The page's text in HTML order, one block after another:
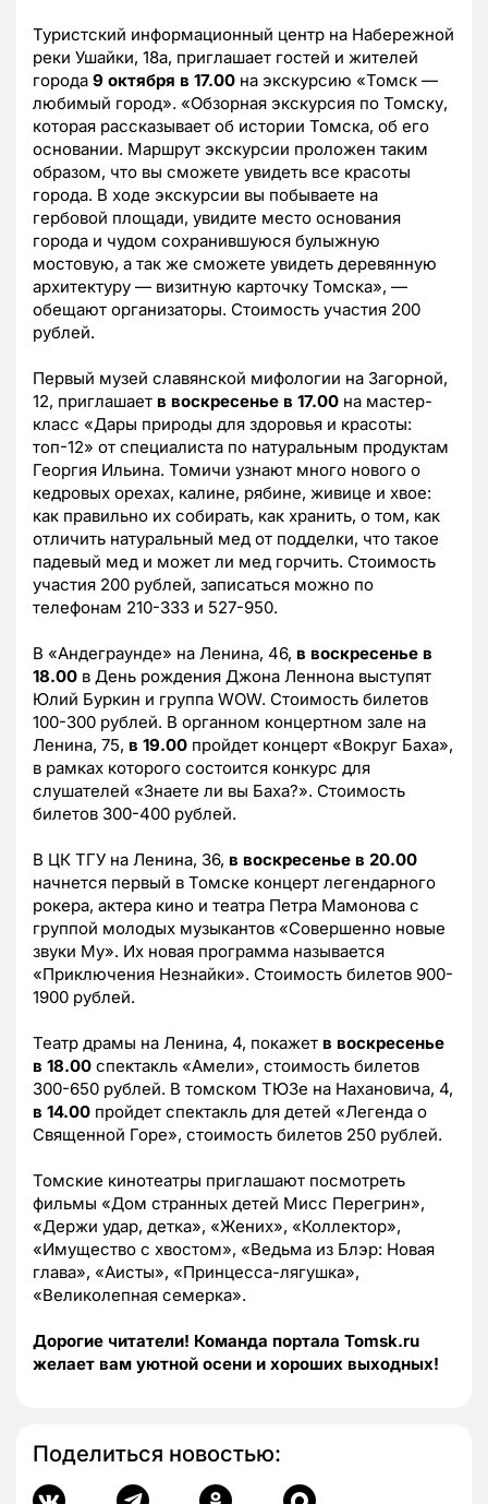
Туристский информационный центр на Набережной
реки Ушайки, 18а, приглашает гостей и жителей
города 9 октября в 17.00 на экскурсию «Томск —
любимый город». «Обзорная экскурсия по Томску,
которая рассказывает об истории Томска, об его
основании. Маршрут экскурсии проложен таким
образом, что вы сможете увидеть все красоты
города. В ходе экскурсии вы побываете на
гербовой площади, увидите место основания
города и чудом сохранившуюся булыжную
мостовую, а так же сможете увидеть деревянную
архитектуру — визитную карточку Томска», —
обещают организаторы. Стоимость участия 200
рублей.
Первый музей славянской мифологии на Загорной,
12, приглашает в воскресенье в 17.00 на мастер-
класс «Дары природы для здоровья и красоты:
топ-12» от специалиста по натуральным продуктам
Георгия Ильина. Томичи узнают много нового о
кедровых орехах, калине, рябине, живице и хвое:
как правильно их собирать, как хранить, о том, как
отличить натуральный мед от подделки, что такое
падевый мед и может ли мед горчить. Стоимость
участия 200 рублей, записаться можно по
телефонам 210-333 и 527-950.
В «Андеграунде» на Ленина, 46, в воскресенье в
18.00 в День рождения Джона Леннона выступят
Юлий Буркин и группа WOW. Стоимость билетов
100-300 рублей. В органном концертном зале на
Ленина, 75, в 19.00 пройдет концерт «Вокруг Баха»,
в рамках которого состоится конкурс для
слушателей «Знаете ли вы Баха?». Стоимость
билетов 300-400 рублей.
В ЦК ТГУ на Ленина, 36, в воскресенье в 20.00
начнется первый в Томске концерт легендарного
рокера, актера кино и театра Петра Мамонова с
группой молодых музыкантов «Совершенно новые
звуки Му». Их новая программа называется
«Приключения Незнайки». Стоимость билетов 900-
1900 рублей.
Театр драмы на Ленина, 4, покажет в воскресенье
в 18.00 спектакль «Амели», стоимость билетов
300-650 рублей. В томском ТЮЗе на Нахановича, 4,
в 14.00 пройдет спектакль для детей «Легенда о
Священной Горе», стоимость билетов 250 рублей.
Томские кинотеатры приглашают посмотреть
фильмы «Дом странных детей Мисс Перегрин»,
«Держи удар, детка», «Жених», «Коллектор»,
«Имущество с хвостом», «Ведьма из Блэр: Новая
глава», «Аисты», «Принцесса-лягушка»,
«Великолепная семерка».
Дорогие читатели! Команда портала Tomsk.ru
желает вам уютной осени и хороших выходных!
Поделиться новостью: